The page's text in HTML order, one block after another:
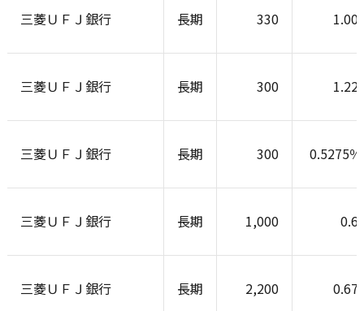
三菱ＵＦＪ銀行 長期 330
三菱ＵＦＪ銀行 長期 300
三菱ＵＦＪ銀行 長期 300 0.5275
三菱ＵＦＪ銀行 長期 1,000
三菱ＵＦＪ銀行 長期 2,200